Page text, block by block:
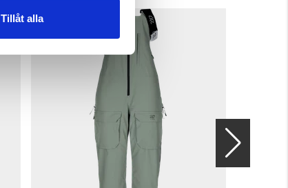
Tillåt alla